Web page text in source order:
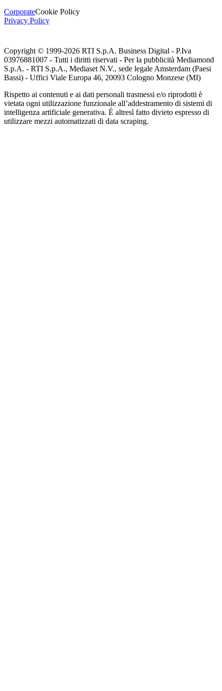
CorporateCookie Policy
Privacy Policy
Copyright © 1999-2026 RTI S.p.A. Business Digital - P.Iva
03976881007 - Tutti i diritti riservati - Per la pubblicità Mediamond
S.p.A. - RTI S.p.A., Mediaset N.V., sede legale Amsterdam (Paesi
Bassi) - Uffici Viale Europa 46, 20093 Cologno Monzese (MI)
Rispetto ai contenuti e ai dati personali trasmessi e/o riprodotti è
vietata ogni utilizzazione funzionale all’addestramento di sistemi di
intelligenza artificiale generativa. È altresì fatto divieto espresso di
utilizzare mezzi automatizzati di data scraping.